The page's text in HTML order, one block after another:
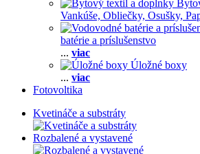
Vankúše, Obliečky, Osušky,
batérie a príslušenstvo
... viac
Úložné boxy
... viac
Fotovoltika
Kvetináče a substráty
Rozbalené a vystavené